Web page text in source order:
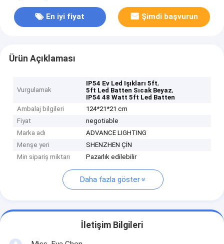
En iyi fiyat Şimdi başvurun
Ürün Açıklaması
Vurgulamak
IP54 Ev Led Işıkları 5ft,
5ft Led Batten Sıcak Beyaz,
IP54 48 Watt 5ft Led Batten
Ambalaj bilgileri
124*21*21 cm
Fiyat
negotiable
Marka adı
ADVANCE LIGHTING
Menşe yeri
SHENZHEN ÇİN
Min sipariş miktarı
Pazarlık edilebilir
Daha fazla göster
İletişim Bilgileri